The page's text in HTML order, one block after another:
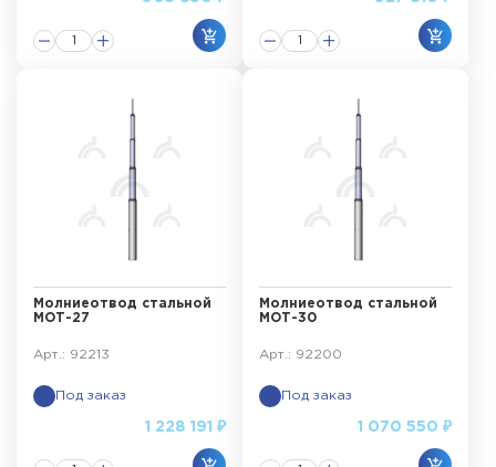
Молниеотвод стальной
МОТ-27
Арт.: 92213
Под заказ
1 228 191 ₽
Молниеотвод стальной
МОТ-30
Арт.: 92200
Под заказ
1 070 550 ₽